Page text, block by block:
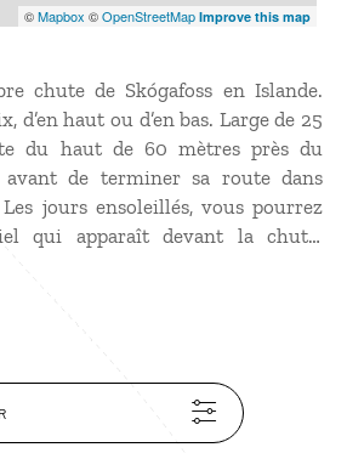
©Mapbox ©OpenStreetMap Improve this map
chute de Skógafoss en Islande.
d’en haut ou d’en bas. Large de 25
du haut de 60 mètres près du
avant de terminer sa route dans
jours ensoleillés, vous pourrez
qui apparaît devant la chute.
du trésor de Prasi Porolfsson, un
la poignée se serait détachée du
les remous. À l'écomusée de
voir ce gros anneau, preuve que la